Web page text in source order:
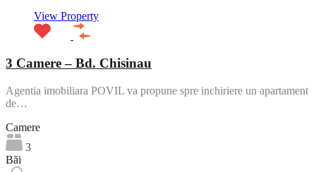
View Property
3 Camere – Bd. Chisinau
Agentia imobiliara POVIL va propune spre inchiriere un apartament
de…
Camere
3
Băi